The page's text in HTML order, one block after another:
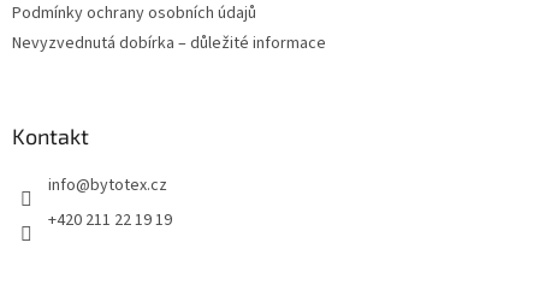
Podmínky ochrany osobních údajů
Nevyzvednutá dobírka – důležité informace
Kontakt
info@bytotex.cz
+420 211 22 19 19